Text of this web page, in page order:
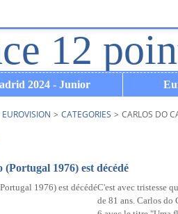
2024 - Junior
> CATEGORIES > CARLOS DO
1976) est décédé
C'est avec tristesse
de 81 ans. Carlos do